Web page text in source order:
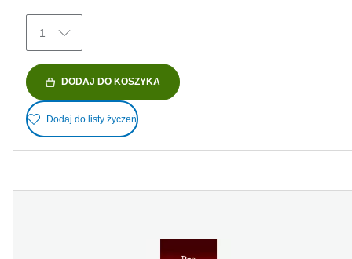
Recenzji
1
DODAJ DO KOSZYKA
Dodaj do listy życzeń